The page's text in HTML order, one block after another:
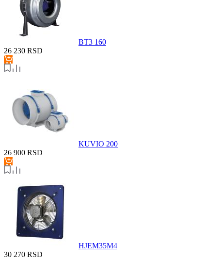
BT3 160
26 230 RSD
KUVIO 200
26 900 RSD
HJEM35M4
30 270 RSD